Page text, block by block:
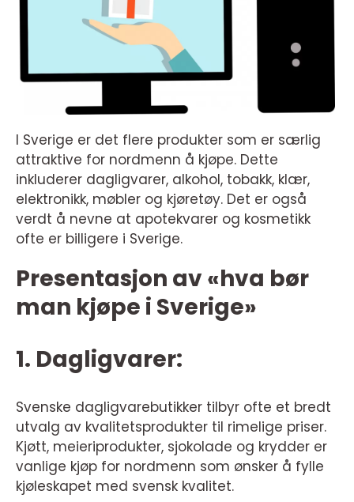
I Sverige er det flere produkter som er særlig
attraktive for nordmenn å kjøpe. Dette
inkluderer dagligvarer, alkohol, tobakk, klær,
elektronikk, møbler og kjøretøy. Det er også
verdt å nevne at apotekvarer og kosmetikk
ofte er billigere i Sverige.
Presentasjon av «hva bør
man kjøpe i Sverige»
1. Dagligvarer:
Svenske dagligvarebutikker tilbyr ofte et bredt
utvalg av kvalitetsprodukter til rimelige priser.
Kjøtt, meieriprodukter, sjokolade og krydder er
vanlige kjøp for nordmenn som ønsker å fylle
kjøleskapet med svensk kvalitet.